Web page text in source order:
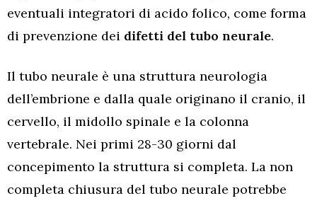
eventuali integratori di acido folico, come forma
di prevenzione dei difetti del tubo neurale.
Il tubo neurale è una struttura neurologia
dell’embrione e dalla quale originano il cranio, il
cervello, il midollo spinale e la colonna
vertebrale. Nei primi 28-30 giorni dal
concepimento la struttura si completa. La non
completa chiusura del tubo neurale potrebbe